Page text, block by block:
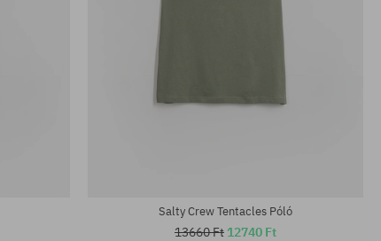
Salty Crew Tentacles Póló
13660 Ft 12740 Ft